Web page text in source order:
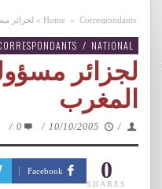
Home » Correspondants
» لجزائر
/ NATIONAL
لجزائر
المغرب
/
10/10/2005
/
0
/
0
SHARES
Facebook